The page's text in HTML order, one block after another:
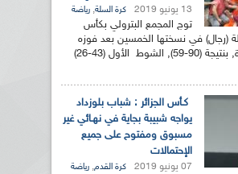
13 يونيو 2019 كرة السلة, رياضة
توج المجمع البترولي بكأس
(رجال) في نسختها الخمسين بعد فوزه
على اتحاد البليدة, بنتيجة (90-59), الشوط الأول (43-26)
كـأس الجزائر : شباب بلوزداد
يواجه شبيبة بجاية في نهـائي غير
مسبوق ومفتوح على جميع
الإحتمالات
07 يونيو 2019 كرة القدم, رياضة